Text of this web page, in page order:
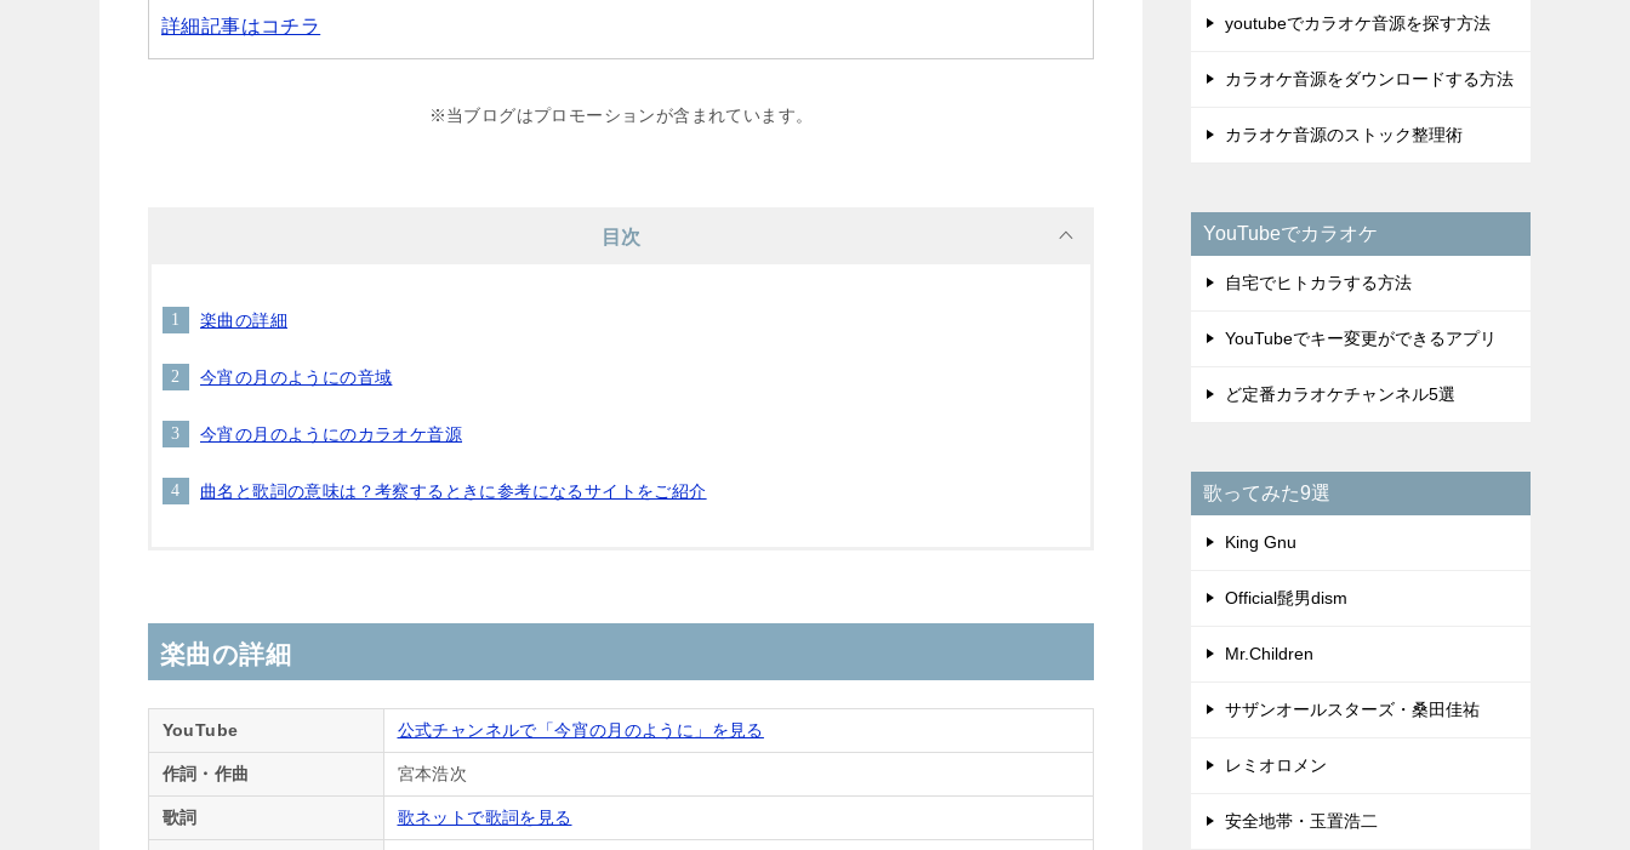
詳細記事はコチラ
※当ブログはプロモーションが含まれています。
目次
楽曲の詳細
今宵の月のようにの音域
今宵の月のようにのカラオケ音源
曲名と歌詞の意味は？考察するときに参考になるサイトをご紹介
楽曲の詳細
YouTube 公式チャンネルで「今宵の月のように」を見る
作詞・作曲 宮本浩次
歌詞 歌ネットで歌詞を見る
youtubeでカラオケ音源を探す方法
カラオケ音源をダウンロードする方法
カラオケ音源のストック整理術
YouTubeでカラオケ
自宅でヒトカラする方法
YouTubeでキー変更ができるアプリ
ど定番カラオケチャンネル5選
歌ってみた9選
King Gnu
Official髭男dism
Mr.Children
サザンオールスターズ・桑田佳祐
レミオロメン
安全地帯・玉置浩二